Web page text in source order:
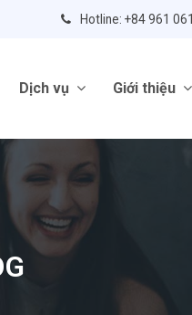
Hotline: +84 961
Dịch vụ Giới thiệu